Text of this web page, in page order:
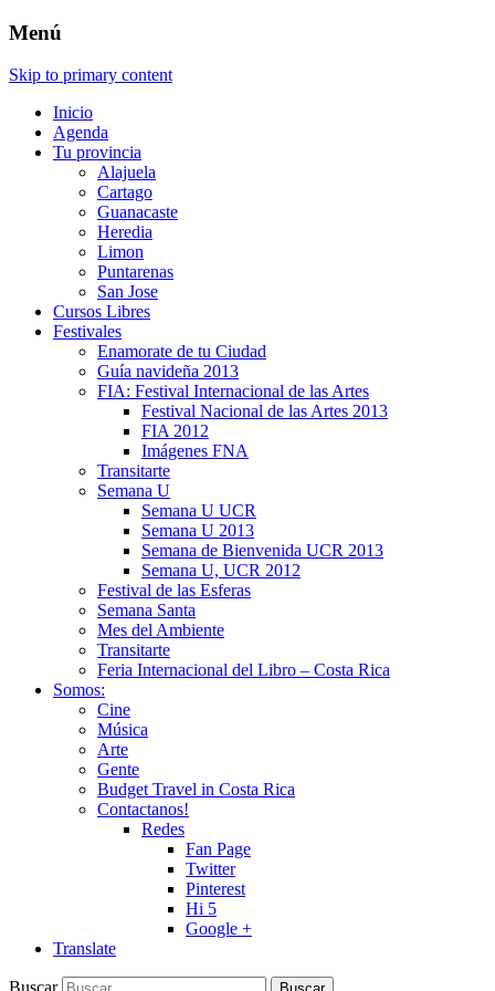
Menú
Skip to primary content
Inicio
Agenda
Tu provincia
Alajuela
Cartago
Guanacaste
Heredia
Limon
Puntarenas
San Jose
Cursos Libres
Festivales
Enamorate de tu Ciudad
Guía navideña 2013
FIA: Festival Internacional de las Artes
Festival Nacional de las Artes 2013
FIA 2012
Imágenes FNA
Transitarte
Semana U
Semana U UCR
Semana U 2013
Semana de Bienvenida UCR 2013
Semana U, UCR 2012
Festival de las Esferas
Semana Santa
Mes del Ambiente
Transitarte
Feria Internacional del Libro – Costa Rica
Somos:
Cine
Música
Arte
Gente
Budget Travel in Costa Rica
Contactanos!
Redes
Fan Page
Twitter
Pinterest
Hi 5
Google +
Translate